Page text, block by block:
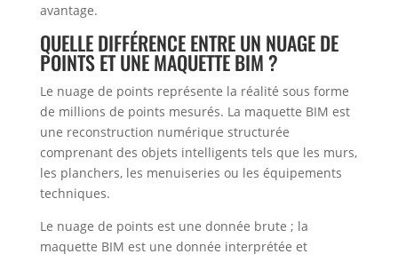
avantage.
QUELLE DIFFÉRENCE ENTRE UN NUAGE DE
POINTS ET UNE MAQUETTE BIM ?
Le nuage de points représente la réalité sous forme
de millions de points mesurés. La maquette BIM est
une reconstruction numérique structurée
comprenant des objets intelligents tels que les murs,
les planchers, les menuiseries ou les équipements
techniques.
Le nuage de points est une donnée brute ; la
maquette BIM est une donnée interprétée et